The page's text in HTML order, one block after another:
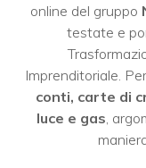
online del gruppo
testate e
Imprenditoriale. Per
conti, carte di
luce e gas ,